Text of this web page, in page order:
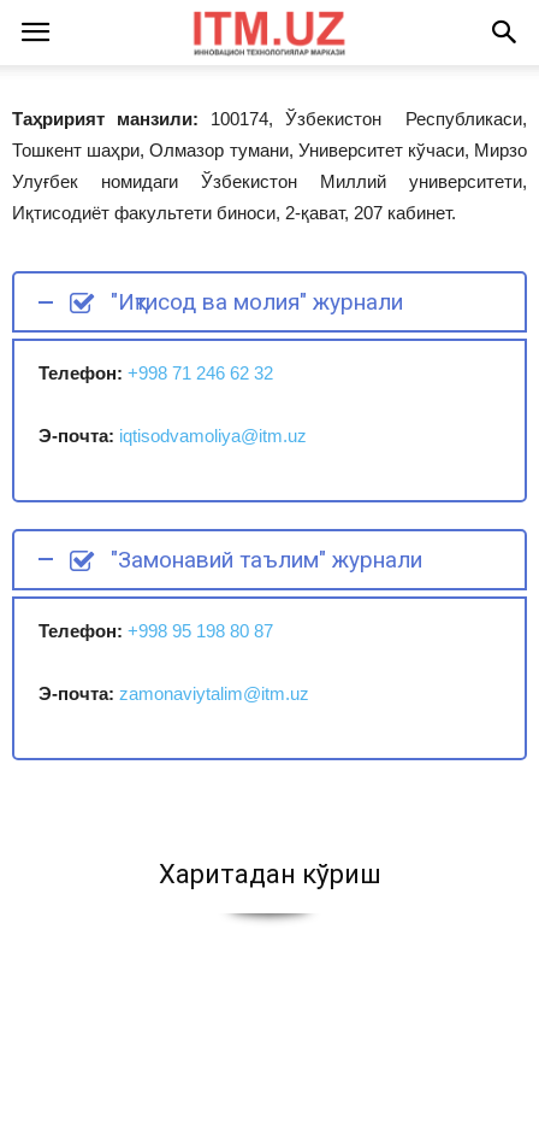
Таҳририят манзили: 100174, Ўзбекистон Республикаси,
Тошкент шаҳри, Олмазор тумани, Университет кўчаси, Мирзо
Улуғбек номидаги Ўзбекистон Миллий университети,
Иқтисодиёт факультети биноси, 2-қават, 207 кабинет.
"Иқтисод ва молия" журнали
Телефон: +998 71 246 62 32
Э-почта: iqtisodvamoliya@itm.uz
"Замонавий таълим" журнали
Телефон: +998 95 198 80 87
Э-почта: zamonaviytalim@itm.uz
Харитадан кўриш